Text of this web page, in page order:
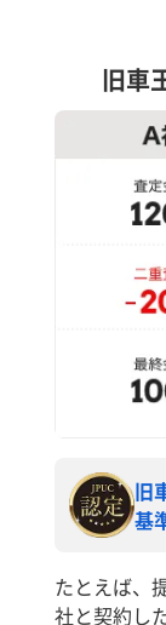
旧車
旧
基
たとえば、
社と契約し